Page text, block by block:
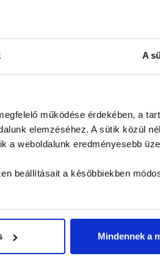
A
működése érdekében, a
elemzéséhez. A sütik közül
a weboldalunk eredményesebb
beállításait a későbbiekben
Mindennek a